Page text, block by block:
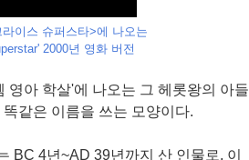
이스 슈퍼스타>에 나오는
2000년 영화 버전
영아 학살'에 나오는 그 헤롯왕의 아들
같은 이름을 쓰는 모양이다.
BC 4년~AD 39년까지 산 인물로, 이